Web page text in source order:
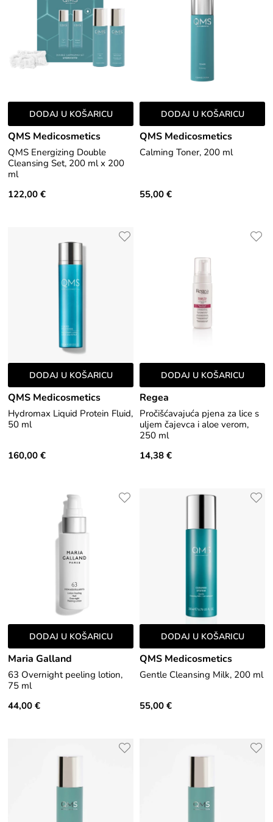
DODAJ U KOŠARICU
QMS Medicosmetics
QMS Energizing Double
Cleansing Set, 200 ml x 200
ml
122,00 €
DODAJ U KOŠARICU
QMS Medicosmetics
Calming Toner, 200 ml
55,00 €
DODAJ U KOŠARICU
QMS Medicosmetics
Hydromax Liquid Protein Fluid,
50 ml
160,00 €
DODAJ U KOŠARICU
Regea
Pročišćavajuća pjena za lice s
uljem čajevca i aloe verom,
250 ml
14,38 €
DODAJ U KOŠARICU
Maria Galland
63 Overnight peeling lotion,
75 ml
44,00 €
DODAJ U KOŠARICU
QMS Medicosmetics
Gentle Cleansing Milk, 200 ml
55,00 €